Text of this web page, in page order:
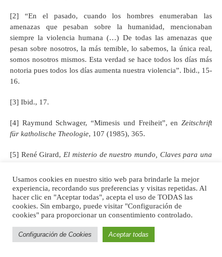
[2] “En el pasado, cuando los hombres enumeraban las
amenazas que pesaban sobre la humanidad, mencionaban
siempre la violencia humana (…) De todas las amenazas que
pesan sobre nosotros, la más temible, lo sabemos, la única real,
somos nosotros mismos. Esta verdad se hace todos los días más
notoria pues todos los días aumenta nuestra violencia”. Ibid., 15-
16.
[3] Ibid., 17.
[4] Raymund Schwager, “Mimesis und Freiheit”, en Zeitschrift
für katholische Theologie, 107 (1985), 365.
[5] René Girard,El misterio de nuestro mundo, Claves para una
Sígueme, 1982, 103.
[6] Ibídem., 104.
[7] Ibídem., 105.
[8]Ídem.
Usamos cookies en nuestro sitio web para brindarle la mejor
experiencia, recordando sus preferencias y visitas repetidas. Al
hacer clic en "Aceptar todas", acepta el uso de TODAS las
cookies. Sin embargo, puede visitar "Configuración de
cookies" para proporcionar un consentimiento controlado.
Configuración de Cookies Aceptar todas